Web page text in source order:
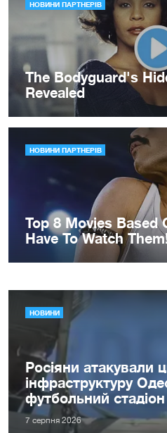
НОВИНИ
Росіяни атакували
інфраструктуру
футбольний
7 серпня 2026